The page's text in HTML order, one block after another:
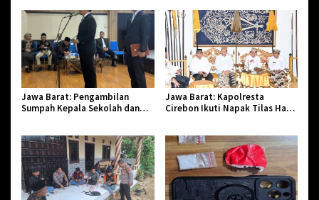
Jawa Barat: Pengambilan
Sumpah Kepala Sekolah dan
Pendidikan dan Birokrasi
Jawa Barat: Kapolresta
Cirebon Ikuti Napak Tilas Hari